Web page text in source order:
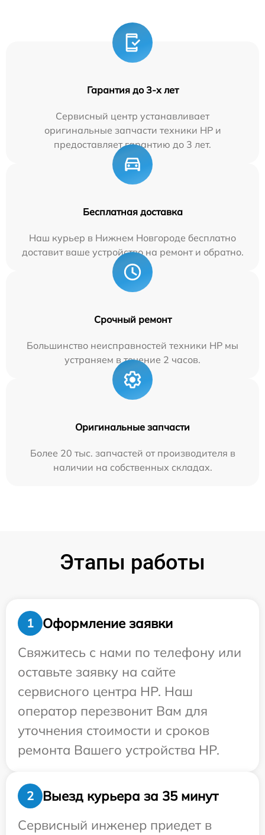
Гарантия до 3-х лет
Сервисный центр устанавливает
оригинальные запчасти техники HP и
предоставляет гарантию до 3 лет.
Бесплатная доставка
Наш курьер в Нижнем Новгороде бесплатно
доставит ваше устройство на ремонт и обратно.
Срочный ремонт
Большинство неисправностей техники HP мы
устраняем в течение 2 часов.
Оригинальные запчасти
Более 20 тыс. запчастей от производителя в
наличии на собственных складах.
Этапы работы
1
Оформление заявки
Свяжитесь с нами по телефону или
оставьте заявку на сайте
сервисного центра HP. Наш
оператор перезвонит Вам для
уточнения стоимости и сроков
ремонта Вашего устройства HP.
2
Выезд курьера за 35 минут
Сервисный инженер приедет в